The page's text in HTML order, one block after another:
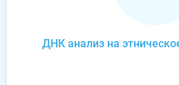
ДНК анализ на